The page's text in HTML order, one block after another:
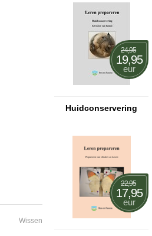
24,95
19,95
eur
Huidconservering
22,95
17,95
eur
Wissen